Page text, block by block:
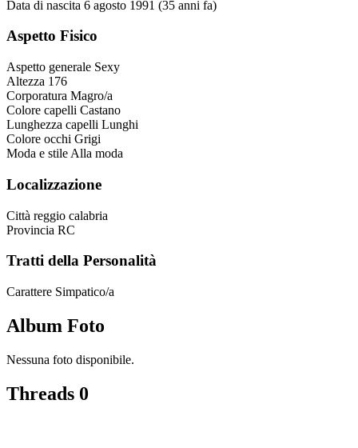
Data di nascita 6 agosto 1991 (35 anni fa)
Aspetto Fisico
Aspetto generale Sexy
Altezza 176
Corporatura Magro/a
Colore capelli Castano
Lunghezza capelli Lunghi
Colore occhi Grigi
Moda e stile Alla moda
Localizzazione
Città reggio calabria
Provincia RC
Tratti della Personalità
Carattere Simpatico/a
Album Foto
Nessuna foto disponibile.
Threads 0